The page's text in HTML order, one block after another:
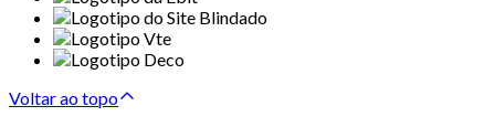
Voltar ao topo